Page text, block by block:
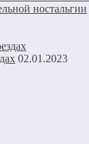
ностальгии
02.01.2023